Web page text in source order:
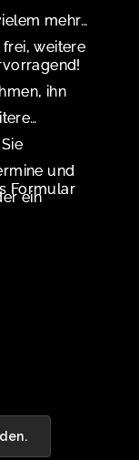
mehr
frei, weitere
ihn
und
ein
Formular